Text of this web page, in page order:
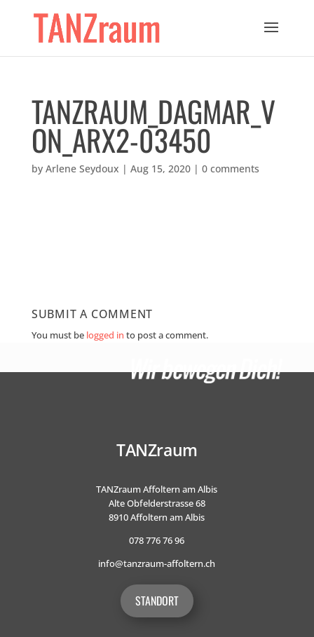
TANZRAUM_DAGMAR_V
ON_ARX2-03450
by Arlene Seydoux | Aug 15, 2020| 0 comments
SUBMIT A COMMENT
You must be logged in to post a comment.
TANZraum
TANZraum Affoltern am Albis
Alte Obfelderstrasse 68
8910 Affoltern am Albis
078 776 76 96
info@tanzraum-affoltern.ch
STANDORT